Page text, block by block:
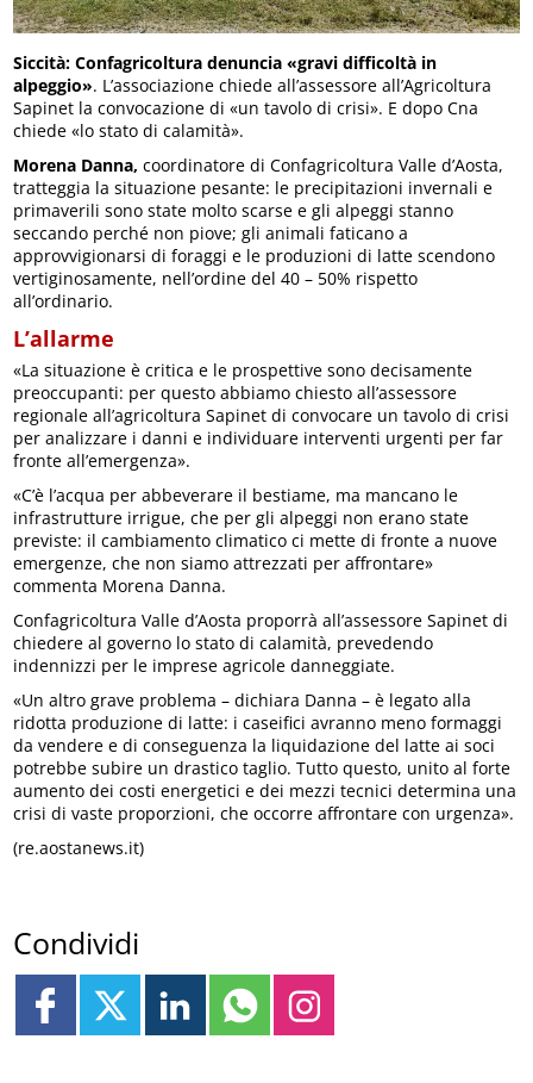
Siccità: Confagricoltura denuncia «gravi difficoltà in
alpeggio». L’associazione chiede all’assessore all’Agricoltura
Sapinet la convocazione di «un tavolo di crisi». E dopo Cna
chiede «lo stato di calamità».
Morena Danna, coordinatore di Confagricoltura Valle d’Aosta,
tratteggia la situazione pesante: le precipitazioni invernali e
primaverili sono state molto scarse e gli alpeggi stanno
seccando perché non piove; gli animali faticano a
approvvigionarsi di foraggi e le produzioni di latte scendono
vertiginosamente, nell’ordine del 40 – 50% rispetto
all’ordinario.
L’allarme
«La situazione è critica e le prospettive sono decisamente
preoccupanti: per questo abbiamo chiesto all’assessore
regionale all’agricoltura Sapinet di convocare un tavolo di crisi
per analizzare i danni e individuare interventi urgenti per far
fronte all’emergenza».
«C’è l’acqua per abbeverare il bestiame, ma mancano le
infrastrutture irrigue, che per gli alpeggi non erano state
previste: il cambiamento climatico ci mette di fronte a nuove
emergenze, che non siamo attrezzati per affrontare»
commenta Morena Danna.
Confagricoltura Valle d’Aosta proporrà all’assessore Sapinet di
chiedere al governo lo stato di calamità, prevedendo
indennizzi per le imprese agricole danneggiate.
«Un altro grave problema – dichiara Danna – è legato alla
ridotta produzione di latte: i caseifici avranno meno formaggi
da vendere e di conseguenza la liquidazione del latte ai soci
potrebbe subire un drastico taglio. Tutto questo, unito al forte
aumento dei costi energetici e dei mezzi tecnici determina una
crisi di vaste proporzioni, che occorre affrontare con urgenza».
(re.aostanews.it)
Condividi